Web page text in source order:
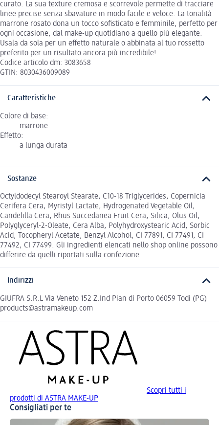
curato. La sua texture cremosa e scorrevole permette di tracciare
linee precise senza sbavature in modo facile e veloce. La tonalità
marrone rosato dona un tocco sofisticato e femminile, perfetto per
ogni occasione, dal make-up quotidiano a quello più elegante.
Usala da sola per un effetto naturale o abbinata al tuo rossetto
preferito per un risultato ancora più incredibile!
Codice articolo dm: 3083658
GTIN: 8030436009089
Caratteristiche
Colore di base:
marrone
Effetto:
a lunga durata
Sostanze
Octyldodecyl Stearoyl Stearate, C10-18 Triglycerides, Copernicia
Cerifera Cera, Myristyl Lactate, Hydrogenated Vegetable Oil,
Candelilla Cera, Rhus Succedanea Fruit Cera, Silica, Olus Oil,
Polyglyceryl-2-Oleate, Cera Alba, Polyhydroxystearic Acid, Sorbic
Acid, Tocopheryl Acetate, Benzyl Alcohol, CI 77891, CI 77491, CI
77492, CI 77499. Gli ingredienti elencati nello shop online possono
differire da quelli riportati sulla confezione.
Indirizzi
GIUFRA S.R.L Via Veneto 152 Z.Ind Pian di Porto 06059 Todi (PG)
products@astramakeup.com
Scopri tutti i
prodotti di ASTRA MAKE-UP
Consigliati per te